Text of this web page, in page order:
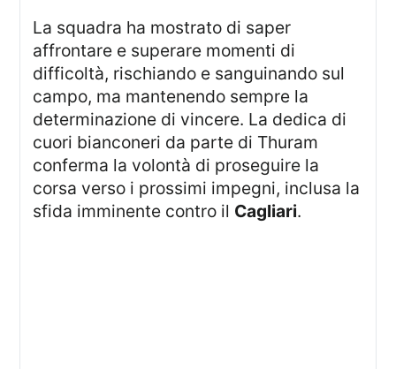
La squadra ha mostrato di saper
affrontare e superare momenti di
difficoltà, rischiando e sanguinando sul
campo, ma mantenendo sempre la
determinazione di vincere. La dedica di
cuori bianconeri da parte di Thuram
conferma la volontà di proseguire la
corsa verso i prossimi impegni, inclusa la
sfida imminente contro il Cagliari.